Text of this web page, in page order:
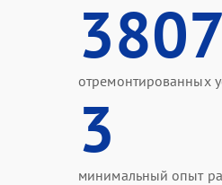
3807
отремонтированных
3
минимальный опыт